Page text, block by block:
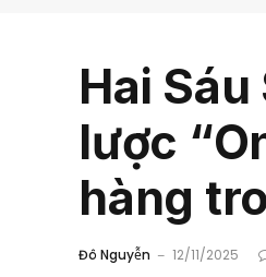
Hai
lược
hàng
Đô Nguyễn 12/11/2025